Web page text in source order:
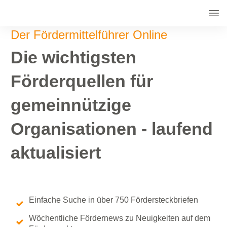
Der Fördermittelführer Online
Die wichtigsten
Förderquellen für
gemeinnützige
Organisationen - laufend
aktualisiert
Einfache Suche in über 750 Fördersteckbriefen
Wöchentliche Fördernews zu Neuigkeiten auf dem